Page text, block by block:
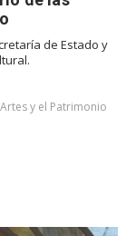
de Estado y
y el Patrimonio